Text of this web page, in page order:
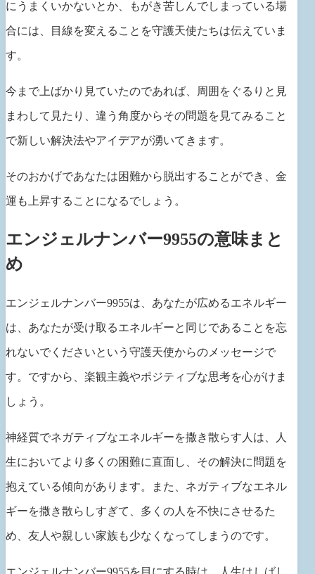
にうまくいかないとか、もがき苦しんでしまっている場
合には、目線を変えることを守護天使たちは伝えていま
す。
今まで上ばかり見ていたのであれば、周囲をぐるりと見
まわして見たり、違う角度からその問題を見てみること
で新しい解決法やアイデアが湧いてきます。
そのおかげであなたは困難から脱出することができ、金
運も上昇することになるでしょう。
エンジェルナンバー9955の意味まと
め
エンジェルナンバー9955は、あなたが広めるエネルギー
は、あなたが受け取るエネルギーと同じであることを忘
れないでくださいという守護天使からのメッセージで
す。ですから、楽観主義やポジティブな思考を心がけま
しょう。
神経質でネガティブなエネルギーを撒き散らす人は、人
生においてより多くの困難に直面し、その解決に問題を
抱えている傾向があります。また、ネガティブなエネル
ギーを撒き散らしすぎて、多くの人を不快にさせるた
め、友人や親しい家族も少なくなってしまうのです。
エンジェルナンバー9955を目にする時は、人生はしばし